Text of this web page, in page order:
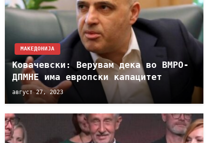
МАКЕДОНИЈА
Ковачевски: Верувам дека во ВМРО-
ДПМНЕ има европски капацитет
август 27, 2023